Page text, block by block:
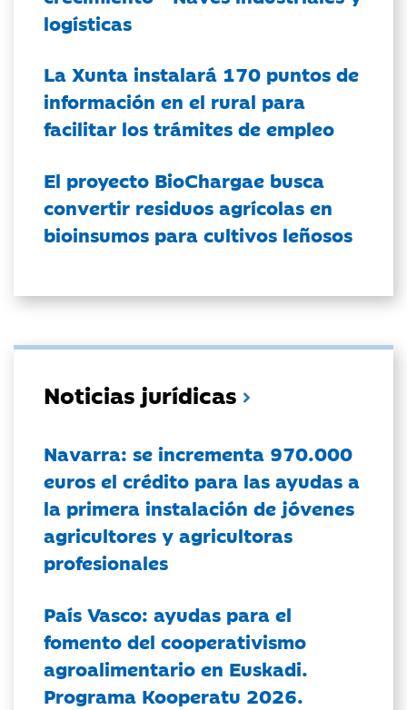
logísticas
La Xunta instalará 170 puntos de
información en el rural para
facilitar los trámites de empleo
El proyecto BioChargae busca
convertir residuos agrícolas en
bioinsumos para cultivos leñosos
Noticias jurídicas
Navarra: se incrementa 970.000
euros el crédito para las ayudas a
la primera instalación de jóvenes
agricultores y agricultoras
profesionales
País Vasco: ayudas para el
fomento del cooperativismo
agroalimentario en Euskadi.
Programa Kooperatu 2026.